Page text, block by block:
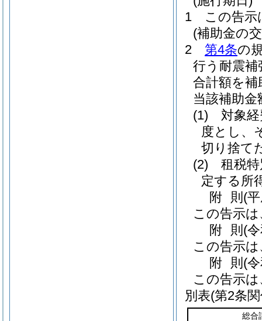
1
この告示
(補助金の
2
第4条の
行う耐震
合計額を
当該補助金
(1)
対象
度とし、
切り捨て
(2)
租税
定する所
附 則 (
この告示
附 則 (
この告示
附 則 (
この告示
別表(第2条
総合